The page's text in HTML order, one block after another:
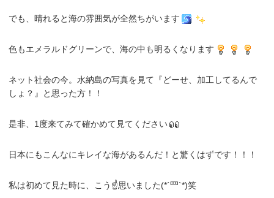
でも、晴れると海の雰囲気が全然ちがいます
色もエメラルドグリーンで、海の中も明るくなります
ネット社会の今。水納島の写真を見て『どーせ、加工してるんで
しょ？』と思った方！！
是非、1度来てみて確かめて見てください
日本にもこんなにキレイな海があるんだ！と驚くはずです！！！
私は初めて見た時に、こう☝思いました(*´罒`*)笑